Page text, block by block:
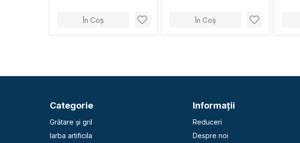
În Coș În Coș
Categorie
Grătare și gril
Iarba artificila
Informaţii
Reduceri
Despre noi